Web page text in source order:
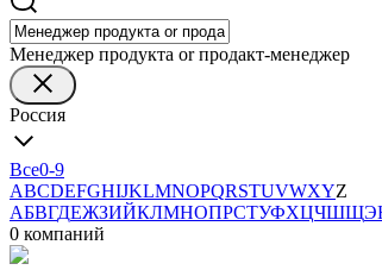
Менеджер продукта or продакт-менеджер
Россия
Все0-9
ABCDEFGHIJKLMNOPQRSTUVWXYZ
АБВГДЕЖЗИЙКЛМНОПРСТУФХЦЧШЩЭ
0 компаний